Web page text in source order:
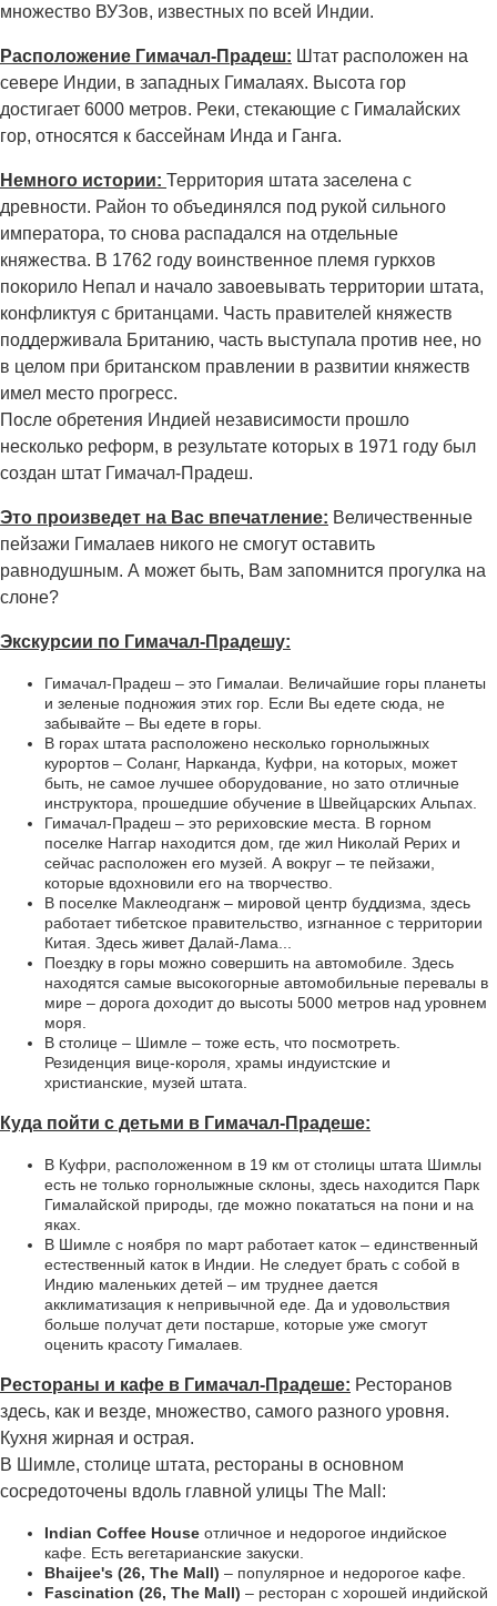
множество ВУЗов, известных по всей Индии.
Расположение Гимачал-Прадеш: Штат расположен на
севере Индии, в западных Гималаях. Высота гор
достигает 6000 метров. Реки, стекающие с Гималайских
гор, относятся к бассейнам Инда и Ганга.
Немного истории: Территория штата заселена с
древности. Район то объединялся под рукой сильного
императора, то снова распадался на отдельные
княжества. В 1762 году воинственное племя гуркхов
покорило Непал и начало завоевывать территории штата,
конфликтуя с британцами. Часть правителей княжеств
поддерживала Британию, часть выступала против нее, но
в целом при британском правлении в развитии княжеств
имел место прогресс.
После обретения Индией независимости прошло
несколько реформ, в результате которых в 1971 году был
создан штат Гимачал-Прадеш.
Это произведет на Вас впечатление: Величественные
пейзажи Гималаев никого не смогут оставить
равнодушным. А может быть, Вам запомнится прогулка на
слоне?
Экскурсии по Гимачал-Прадешу:
Гимачал-Прадеш – это Гималаи. Величайшие горы планеты
и зеленые подножия этих гор. Если Вы едете сюда, не
забывайте – Вы едете в горы.
В горах штата расположено несколько горнолыжных
курортов – Соланг, Нарканда, Куфри, на которых, может
быть, не самое лучшее оборудование, но зато отличные
инструктора, прошедшие обучение в Швейцарских Альпах.
Гимачал-Прадеш – это рериховские места. В горном
поселке Наггар находится дом, где жил Николай Рерих и
сейчас расположен его музей. А вокруг – те пейзажи,
которые вдохновили его на творчество.
В поселке Маклеодганж – мировой центр буддизма, здесь
работает тибетское правительство, изгнанное с территории
Китая. Здесь живет Далай-Лама...
Поездку в горы можно совершить на автомобиле. Здесь
находятся самые высокогорные автомобильные перевалы в
мире – дорога доходит до высоты 5000 метров над уровнем
моря.
В столице – Шимле – тоже есть, что посмотреть.
Резиденция вице-короля, храмы индуистские и
христианские, музей штата.
Куда пойти с детьми в Гимачал-Прадеше:
В Куфри, расположенном в 19 км от столицы штата Шимлы
есть не только горнолыжные склоны, здесь находится Парк
Гималайской природы, где можно покататься на пони и на
яках.
В Шимле с ноября по март работает каток – единственный
естественный каток в Индии. Не следует брать с собой в
Индию маленьких детей – им труднее дается
акклиматизация к непривычной еде. Да и удовольствия
больше получат дети постарше, которые уже смогут
оценить красоту Гималаев.
Рестораны и кафе в Гимачал-Прадеше: Ресторанов
здесь, как и везде, множество, самого разного уровня.
Кухня жирная и острая.
В Шимле, столице штата, рестораны в основном
сосредоточены вдоль главной улицы The Mall:
Indian Coffee House отличное и недорогое индийское
кафе. Есть вегетарианские закуски.
Bhaijee's (26, The Mall) – популярное и недорогое кафе.
Fascination (26, The Mall) – ресторан с хорошей индийской